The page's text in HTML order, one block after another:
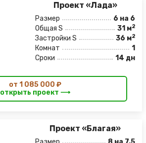
Проект «Лада»
Размер
6 на 6
Общая S
31 м2
Застройки S 36 м2
Комнат
1
Сроки
14 дн
от 1 085 000 ₽
открыть проект ⟶
Проект «Благая»